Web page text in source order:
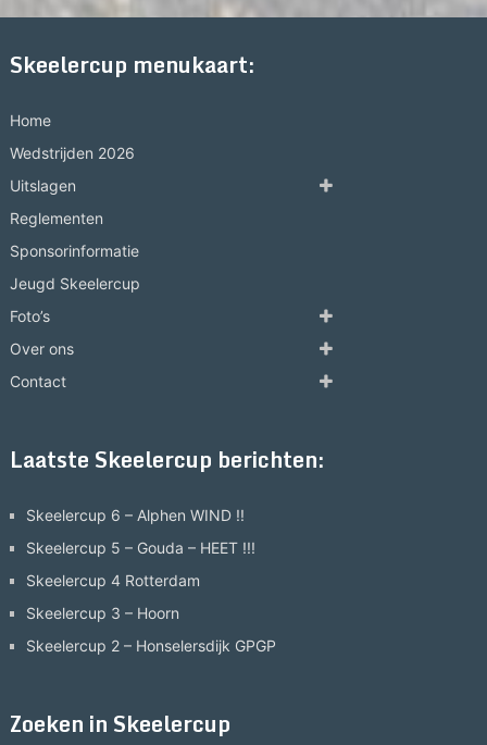
Skeelercup menukaart:
Home
Wedstrijden 2026
Uitslagen
Reglementen
Sponsorinformatie
Jeugd Skeelercup
Foto’s
Over ons
Contact
Laatste Skeelercup berichten:
Skeelercup 6 – Alphen WIND !!
Skeelercup 5 – Gouda – HEET !!!
Skeelercup 4 Rotterdam
Skeelercup 3 – Hoorn
Skeelercup 2 – Honselersdijk GPGP
Zoeken in Skeelercup